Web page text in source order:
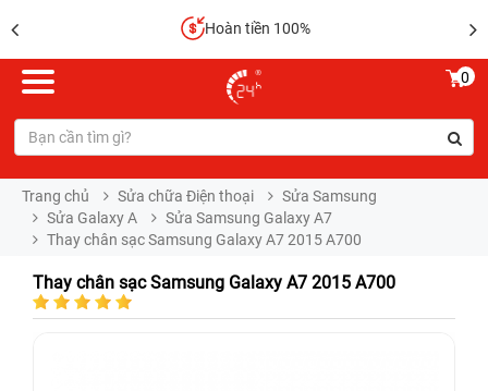
Hoàn tiền 100%
0
Trang chủ Sửa chữa Điện thoại
Sửa Samsung
Sửa Galaxy A
Sửa Samsung Galaxy A7
Thay chân sạc Samsung Galaxy A7 2015 A700
Thay chân sạc Samsung Galaxy A7 2015 A700